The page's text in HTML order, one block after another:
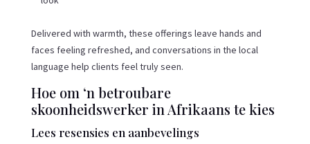
Delivered with warmth, these offerings leave hands and
faces feeling refreshed, and conversations in the local
language help clients feel truly seen.
Hoe om ‘n betroubare
skoonheidswerker in Afrikaans te kies
Lees resensies en aanbevelings